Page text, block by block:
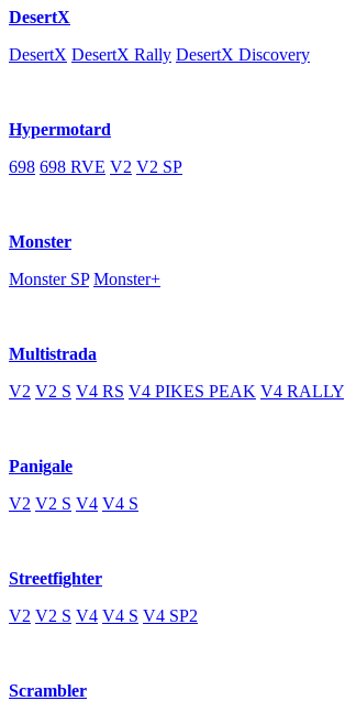
DesertX
DesertX DesertX Rally DesertX Discovery
Hypermotard
698 698 RVE V2 V2 SP
Monster
Monster SP Monster+
Multistrada
V2 V2 S V4 RS V4 PIKES PEAK V4 RALLY
Panigale
V2 V2 S V4 V4 S
Streetfighter
V2 V2 S V4 V4 S V4 SP2
Scrambler